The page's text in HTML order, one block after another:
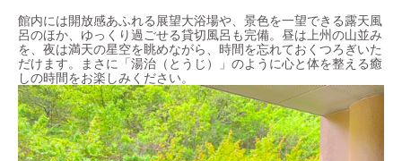
館内には開放感あふれる展望大浴場や、景色を一望できる露天風
呂のほか、ゆっくり過ごせる貸切風呂も完備。昼は上州の山並み
を、夜は満天の星空を眺めながら、時間を忘れておくつろぎいた
だけます。まさに「湯治（とうじ）」のように心と体を整える癒
しの時間をお楽しみください。